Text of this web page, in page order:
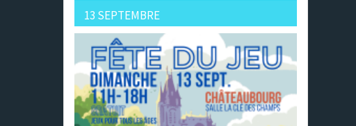
13 SEPTEMBRE